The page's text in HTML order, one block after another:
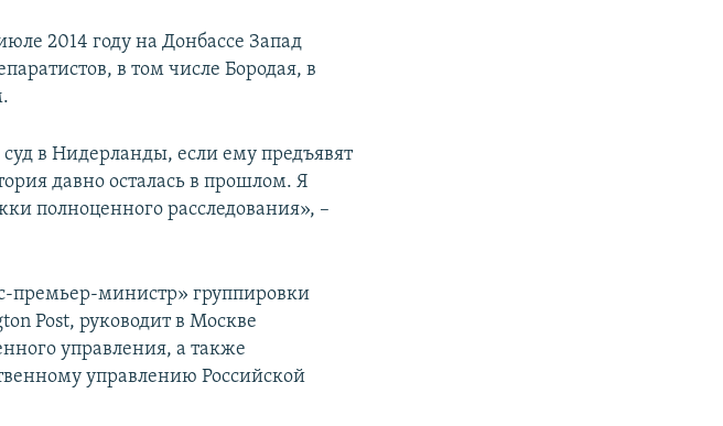
2014 году на Донбассе Запад
в том числе Бородая, в
суд в Нидерланды, если ему предъявят
давно осталась в прошлом. Я
полноценного расследования», –
премьер-министр» группировки
Post, руководит в Москве
управления, а также
управлению Российской